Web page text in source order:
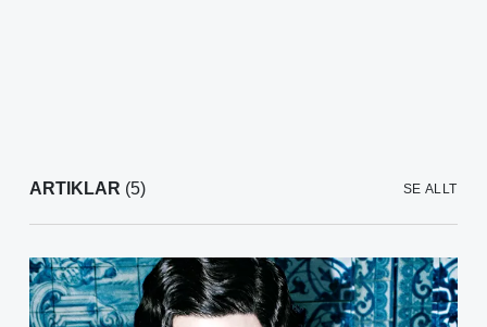
ARTIKLAR (5) SE ALLT